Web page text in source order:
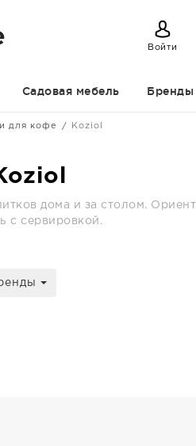
Войти
Садовая мебель Бренды
для кофе Koziol
дома и за столом.
с сервировкой.